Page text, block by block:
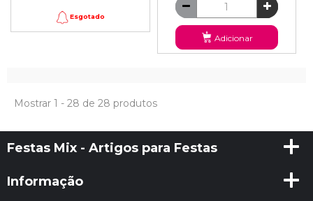
Esgotado
Adicionar
Mostrar 1 - 28 de 28 produtos
Festas Mix - Artigos para Festas
Informação